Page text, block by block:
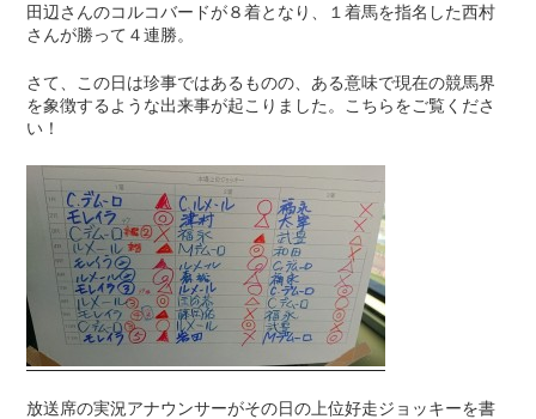
田辺さんのコルコバードが８着となり、１着馬を指名した西村
さんが勝って４連勝。
さて、この日は珍事ではあるものの、ある意味で現在の競馬界
を象徴するような出来事が起こりました。こちらをご覧くださ
い！
放送席の実況アナウンサーがその日の上位好走ジョッキーを書